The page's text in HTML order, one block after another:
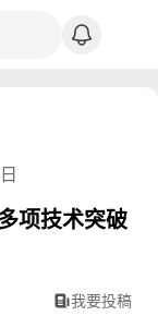
项技术突破
我要投稿